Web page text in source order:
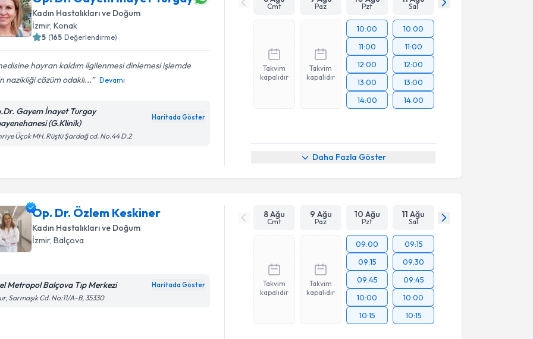
Kadın Hastalıkları ve Doğum
İzmir, Konak
5 (165 Değerlendirme)
hayran kaldım ilgilenmesi dinlemesi işlemde
nazikliği cözüm odaklı...
Devamı
Gayem İnayet Turgay
(G.Klinik)
Haritada Göster
Üçok MH. Rüştü Şardağ cd. No.44 D.2
Cmt Paz Pzt Sal
Takvim
kapalıdır
Takvim
kapalıdır
10:00
11:00
12:00
13:00
14:00
10:00
11:00
12:00
13:00
14:00
Daha Fazla Göster
Op. Dr. Özlem Keskiner
Kadın Hastalıkları ve Doğum
İzmir, Balçova
Metropol Balçova Tıp Merkezi Haritada Göster
Sarmaşık Cd. No:11/A-B, 35330
8 Ağu
Cmt
9 Ağu
Paz
10 Ağu
Pzt
11 Ağu
Sal
Takvim
kapalıdır
Takvim
kapalıdır
09:00
09:15
09:45
10:00
10:15
09:15
09:30
09:45
10:00
10:15